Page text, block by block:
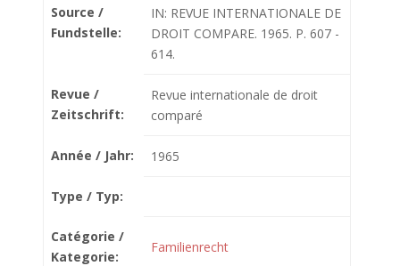
Source /
Fundstelle:
IN: REVUE INTERNATIONALE DE
DROIT COMPARE. 1965. P. 607 -
614.
Revue /
Zeitschrift:
Revue internationale de droit
comparé
Année / Jahr: 1965
Type / Typ:
Catégorie /
Kategorie:
Familienrecht